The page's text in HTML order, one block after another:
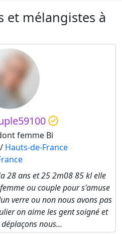
et mélangistes à
femme Bi
/ Hauts-de-France
28 ans et 25 2m08 85 kl elle
ou couple pour s'amuse
verre ou non nous avons pas
on aime les gent soigné et
nous...